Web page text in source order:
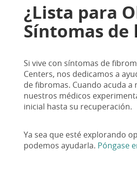
¿Lista para
Síntomas
Si vive con síntomas de
Centers, nos dedicamos a
de fibromas. Cuando acuda
nuestros médicos
inicial hasta su recuperación.
Ya sea que esté explorando
podemos ayudarla. Póngase